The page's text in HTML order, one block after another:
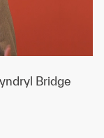
Bridge